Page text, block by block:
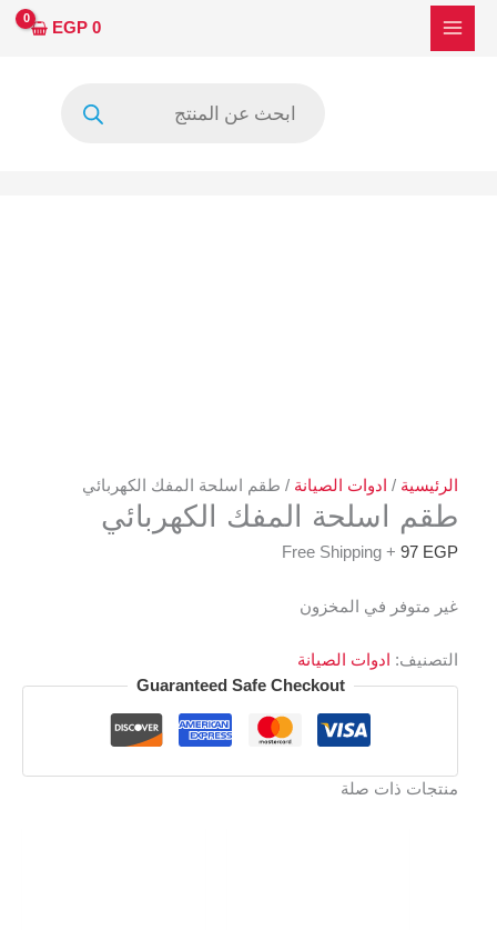
تخطي
0
EGP
الرئيسية / ادوات الصيانة / طقم اسلحة المفك الكهربائي
طقم اسلحة المفك الكهربائي
97 EGP
+ Free Shipping
غير متوفر في المخزون
التصنيف:
ادوات الصيانة
Guaranteed Safe Checkout
منتجات ذات صلة